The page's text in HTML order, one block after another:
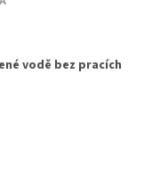
vodě bez pracích